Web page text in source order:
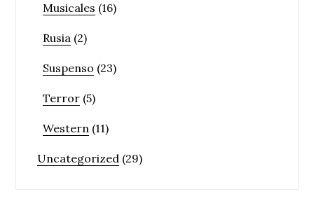
Musicales (16)
Rusia (2)
Suspenso (23)
Terror (5)
Western (11)
Uncategorized (29)